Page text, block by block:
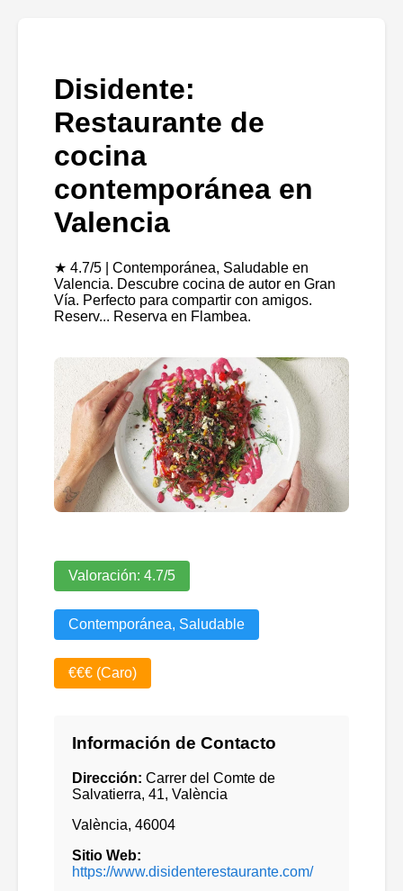
Disidente:
Restaurante de
cocina
contemporánea en
Valencia
★ 4.7/5 | Contemporánea, Saludable en
Valencia. Descubre cocina de autor en Gran
Vía. Perfecto para compartir con amigos.
Reserv... Reserva en Flambea.
Valoración: 4.7/5
Contemporánea, Saludable
€€€ (Caro)
Información de Contacto
Dirección: Carrer del Comte de
Salvatierra, 41, València
València, 46004
Sitio Web:
https://www.disidenterestaurante.com/